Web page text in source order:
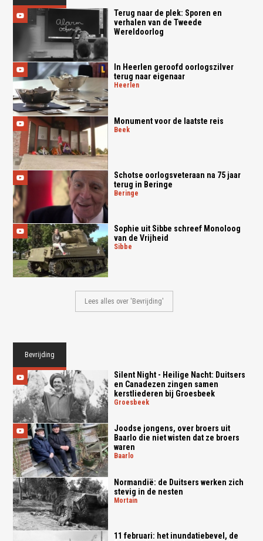
Terug naar de plek: Sporen en
verhalen van de Tweede
Wereldoorlog
In Heerlen geroofd oorlogszilver
terug naar eigenaar
heerlen
Monument voor de laatste reis
beek
Schotse oorlogsveteraan na 75 jaar
terug in Beringe
beringe
Sophie uit Sibbe schreef Monoloog
van de Vrijheid
sibbe
Lees alles over 'Bevrijding'
Bevrijding
Silent Night - Heilige Nacht: Duitsers
en Canadezen zingen samen
kerstliederen bij Groesbeek
groesbeek
Joodse jongens, over broers uit
Baarlo die niet wisten dat ze broers
waren
baarlo
Normandië: de Duitsers werken zich
stevig in de nesten
mortain
11 februari: het inundatiebevel, de